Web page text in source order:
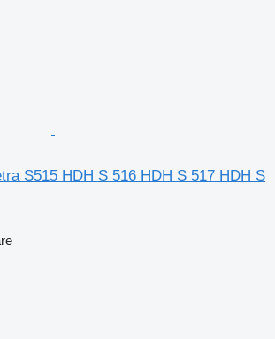
S515 HDH S 516 HDH S 517 HDH S